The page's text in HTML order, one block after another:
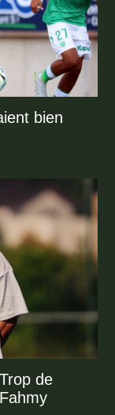
bien
de